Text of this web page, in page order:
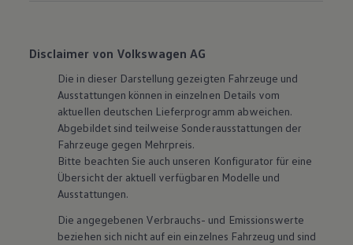
Disclaimer von Volkswagen AG
Die in dieser Darstellung gezeigten Fahrzeuge und
Ausstattungen können in einzelnen Details vom
aktuellen deutschen Lieferprogramm abweichen.
Abgebildet sind teilweise Sonderausstattungen der
Fahrzeuge gegen Mehrpreis.
Bitte beachten Sie auch unseren Konfigurator für eine
Übersicht der aktuell verfügbaren Modelle und
Ausstattungen.
Die angegebenen Verbrauchs- und Emissionswerte
beziehen sich nicht auf ein einzelnes Fahrzeug und sind